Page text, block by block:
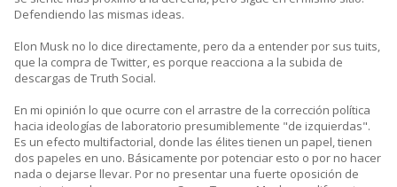
Defendiendo las mismas ideas.
Elon Musk no lo dice directamente, pero da a entender por sus tuits,
que la compra de Twitter, es porque reacciona a la subida de
descargas de Truth Social.
En mi opinión lo que ocurre con el arrastre de la corrección política
hacia ideologías de laboratorio presumiblemente "de izquierdas".
Es un efecto multifactorial, donde las élites tienen un papel, tienen
dos papeles en uno. Básicamente por potenciar esto o por no hacer
nada o dejarse llevar. Por no presentar una fuerte oposición de